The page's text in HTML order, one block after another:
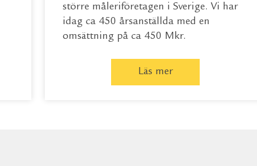
större måleriföretagen i Sverige. Vi har
idag ca 450 årsanställda med en
omsättning på ca 450 Mkr.
Läs mer